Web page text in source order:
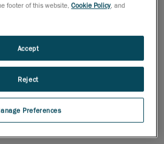
터를 사용하는 동안 변환 또는
와 CAD(컬러 매핑) 사이의 비교
기하학적 공차를 자동으로 적용
footer of this website,Cookie Policy, and
Preferences
Reject
Accept